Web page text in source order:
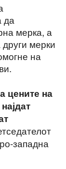
да
мерка, а
мерки
на
цените на
западна